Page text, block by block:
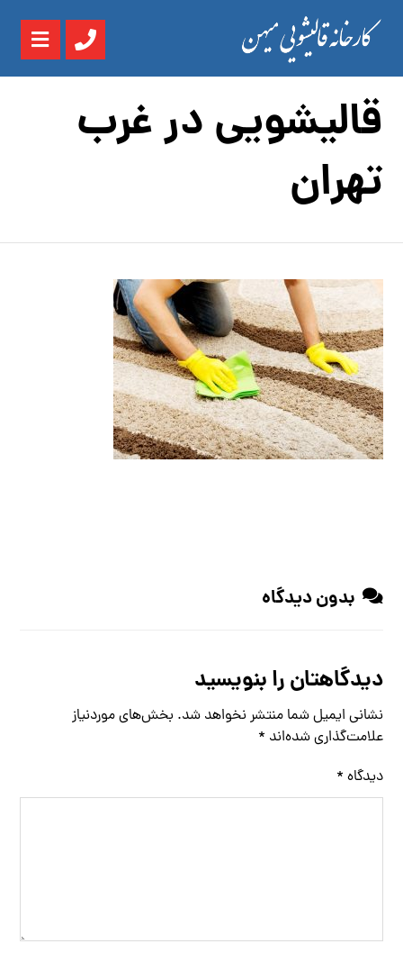
قالیشویی در غرب
تهران
بدون دیدگاه
دیدگاهتان را بنویسید
نشانی ایمیل شما منتشر نخواهد شد. بخش‌های موردنیاز
علامت‌گذاری شده‌اند *
دیدگاه *